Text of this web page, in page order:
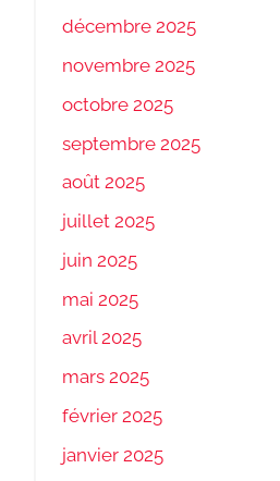
décembre 2025
novembre 2025
octobre 2025
septembre 2025
août 2025
juillet 2025
juin 2025
mai 2025
avril 2025
mars 2025
février 2025
janvier 2025